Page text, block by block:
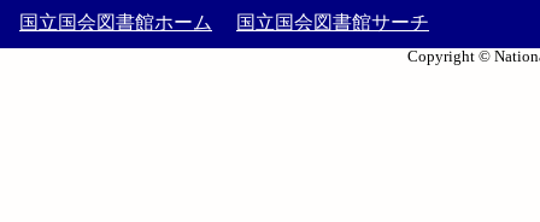
国立国会図書館ホーム 国立国会図書館サーチ
Copyright ©